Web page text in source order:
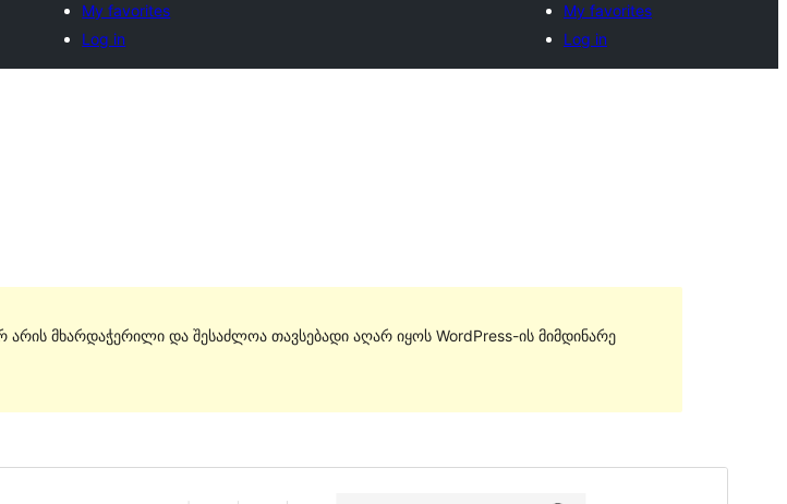
My favorites
Log in
My favorites
Log in
არის მხარდაჭერილი და შესაძლოა თავსებადი აღარ იყოს WordPress-ის მიმდინარე